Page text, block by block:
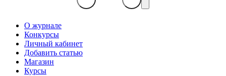
О журнале
Конкурсы
Личный кабинет
Добавить статью
Магазин
Курсы